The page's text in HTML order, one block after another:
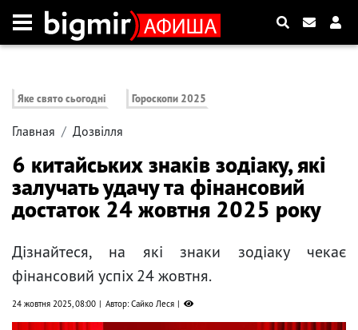
Яке свято сьогодні Гороскопи 2025
Главная Дозвілля
6 китайських знаків зодіаку, які
залучать удачу та фінансовий
достаток 24 жовтня 2025 року
Дізнайтеся, на які знаки зодіаку чекає
фінансовий успіх 24 жовтня.
24 жовтня 2025, 08:00 Автор: Сайко Леся